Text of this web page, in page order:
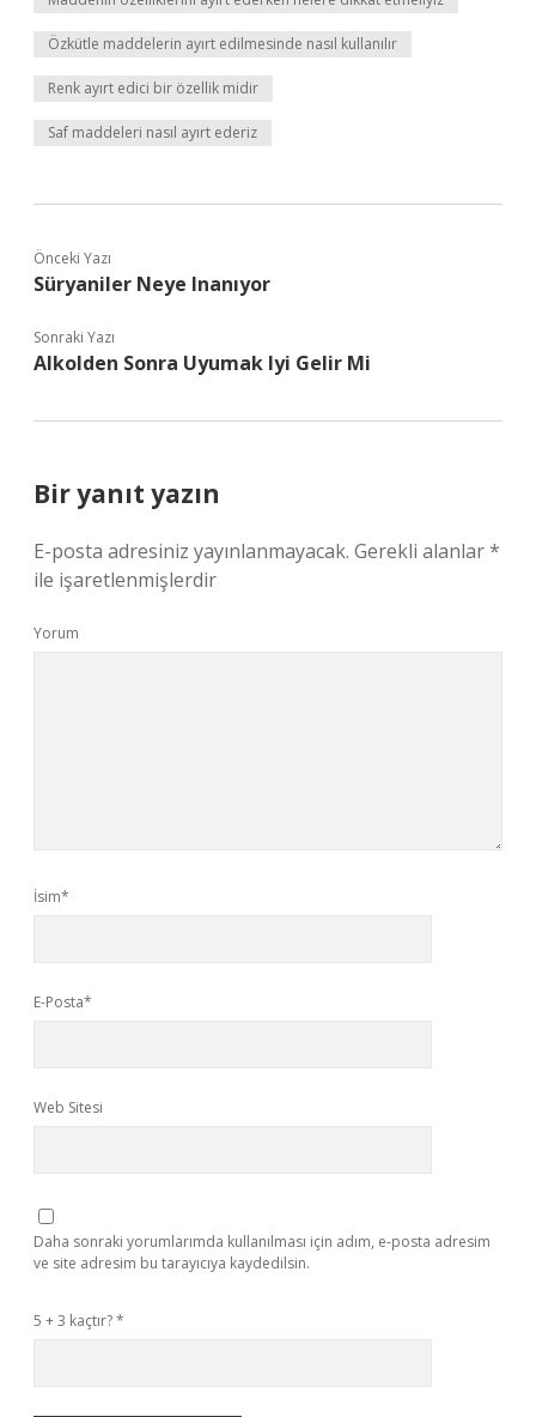
Özkütle maddelerin ayırt edilmesinde nasıl kullanılır
Renk ayırt edici bir özellik midir
Saf maddeleri nasıl ayırt ederiz
Önceki Yazı
Süryaniler Neye Inanıyor
Sonraki Yazı
Alkolden Sonra Uyumak Iyi Gelir Mi
Bir yanıt yazın
E-posta adresiniz yayınlanmayacak. Gerekli alanlar*
ile işaretlenmişlerdir
Yorum
İsim*
E-Posta*
Web Sitesi
Daha sonraki yorumlarımda kullanılması için adım, e-posta adresim
ve site adresim bu tarayıcıya kaydedilsin.
5 + 3 kaçtır?*